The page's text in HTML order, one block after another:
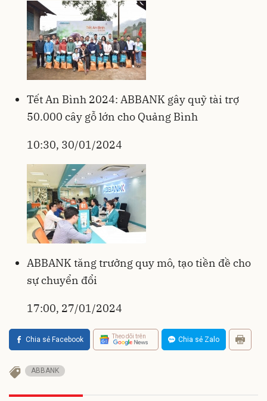
Tết An Bình 2024: ABBANK gây quỹ tài trợ
50.000 cây gỗ lớn cho Quảng Bình
10:30, 30/01/2024
ABBANK tăng trưởng quy mô, tạo tiền đề cho
sự chuyển đổi
17:00, 27/01/2024
Chia sẻ Facebook Theo dõi trên Chia sẻ Zalo
ABBANK